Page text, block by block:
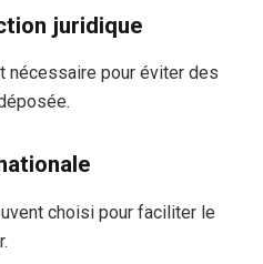
juridique
nécessaire pour éviter des
choisi pour faciliter le